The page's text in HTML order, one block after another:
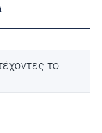
το